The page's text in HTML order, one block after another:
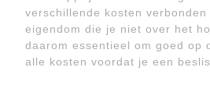
verschillende kosten
eigendom die je niet over het
daarom essentieel om goed op
alle kosten voordat je een